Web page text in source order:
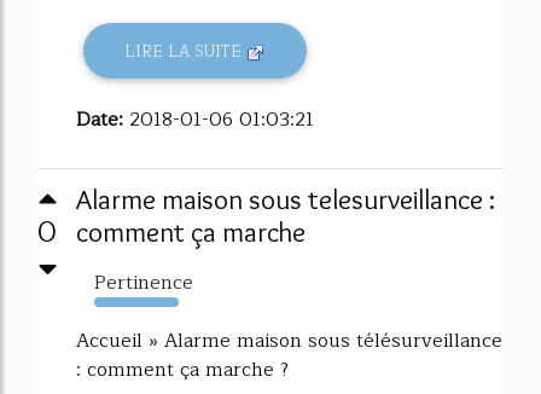
LIRE LA SUITE
Date: 2018-01-06 01:03:21
0
Alarme maison sous telesurveillance :
comment ça marche
Pertinence
11637%
Accueil » Alarme maison sous télésurveillance
: comment ça marche ?